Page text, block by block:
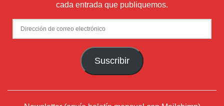
cada entrada que publiquemos.
Dirección
de
Suscribir